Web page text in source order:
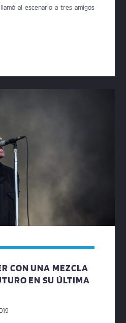
al escenario a tres amigos
CON UNA MEZCLA
EN SU ÚLTIMA